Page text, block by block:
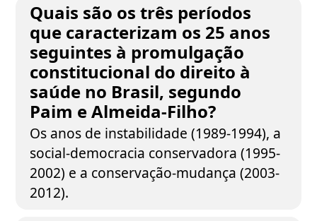
Quais são os três períodos
que caracterizam os 25 anos
seguintes à promulgação
constitucional do direito à
saúde no Brasil, segundo
Paim e Almeida-Filho?
Os anos de instabilidade (1989-1994), a
social-democracia conservadora (1995-
2002) e a conservação-mudança (2003-
2012).